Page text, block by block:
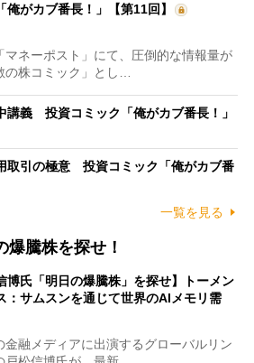
俺がカブ番長！」【第11回】
ネーポスト」にて、圧倒的な情報量が
株コミック」とし…
講義 投資コミック「俺がカブ番長！」
取引の極意 投資コミック「俺がカブ番
一覧を見る
爆騰株を探せ！
博氏「明日の爆騰株」を探せ】トーメン
：サムスンを通じて世界のAIメモリ需
融メディアに出演するグローバルリン